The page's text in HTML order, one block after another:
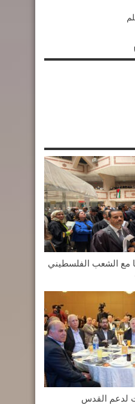
مع الشعب الفلسطيني
لدعم القدس